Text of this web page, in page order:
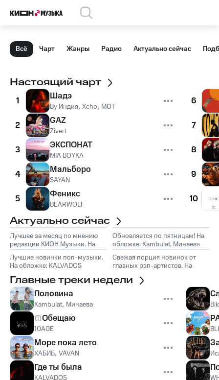
Всё Чарт Жанры Радио Актуально сейчас
Настоящий чарт
1 Шадэ
By Индия, Xcho, MOT
2 GAZ
Zivert
3 ЭКСПОНАТ
MIA BOYKA
4 Мальборо
SAYAN
5 Феникс
BEARWOLF
6
7
8
9
10
Актуально сейчас
Лучшее за месяц по мнению
редакции КИОН Музыки. На
обложке: Marselle
Обновляется по пятницам! На
обложке: Kambulat, Минаева
Лучшие новинки поп-музыки.
На обложке: KALVADOS
Свежая порция новинок от
главных рэп-артистов. На
Главные треки недели
Половина
Kambulat, Минаева
Обещаю
10AGE
Море пока лето
ХАБИБ, VAVAN
Где ты была
KALVADOS